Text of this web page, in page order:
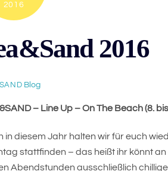
2016
2016
Blog
– Line Up – On The Beach (8.
in diesem Jahr halten wir für euch
stattfinden – das heißt ihr könnt
Abendstunden ausschließlich